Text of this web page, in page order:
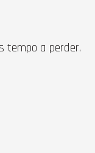
tempo a perder.